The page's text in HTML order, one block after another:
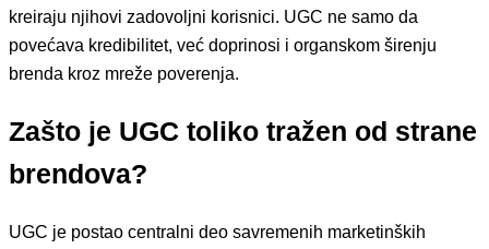
kreiraju njihovi zadovoljni korisnici. UGC ne samo da
povećava kredibilitet, već doprinosi i organskom širenju
brenda kroz mreže poverenja.
Zašto je UGC toliko tražen od strane
brendova?
UGC je postao centralni deo savremenih marketinških